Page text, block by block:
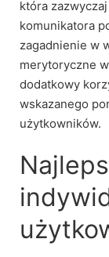
która
komunikatora
zagadnienie w
merytoryczne
dodatkowy
wskazanego
użytkowników.